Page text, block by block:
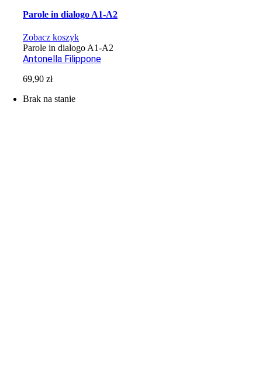
Parole in dialogo A1-A2
Zobacz koszyk
Parole in dialogo A1-A2
Antonella Filippone
69,90zł
Brak na stanie